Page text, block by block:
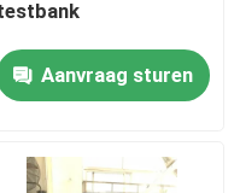
Aanvraag sturen